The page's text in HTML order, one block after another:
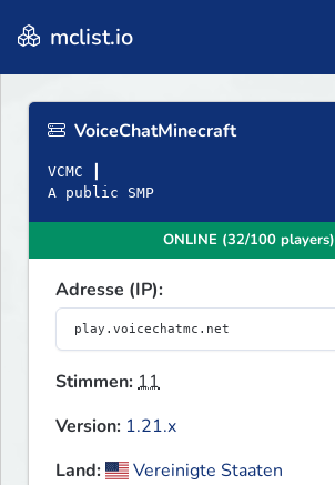
mclist.io
VoiceChatMinecraft
VCMC ┃
A public SMP
ONLINE (32/100 players)
Adresse (IP):
Stimmen:11
Version: 1.21.x
Land:
Vereinigte Staaten